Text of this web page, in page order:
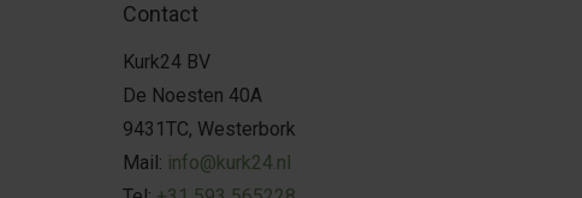
Contact
Kurk24 BV
De Noesten 40A
9431TC, Westerbork
Mail: info@kurk24.nl